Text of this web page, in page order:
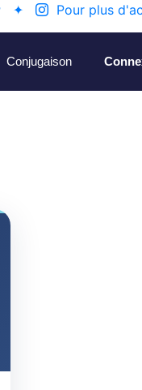
✦
Pour plus
Conjugaison